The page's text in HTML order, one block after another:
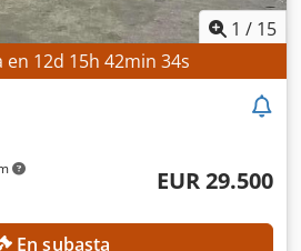
1 / 15
en 12d 15h 42min 32s
EUR 29.500
En subasta